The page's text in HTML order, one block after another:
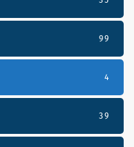
99
4
39